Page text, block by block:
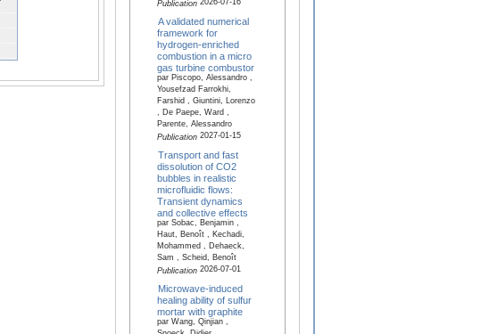
Publication2026-07-16
A validated numerical
framework for
hydrogen-enriched
combustion in a micro
gas turbine combustor
par Piscopo, Alessandro ,
Yousefzad Farrokhi,
Farshid , Giuntini, Lorenzo
, De Paepe, Ward ,
Parente, Alessandro
Publication2027-01-15
Transport and fast
dissolution of CO2
bubbles in realistic
microfluidic flows:
Transient dynamics
and collective effects
par Sobac, Benjamin ,
Haut, Benoît , Kechadi,
Mohammed , Dehaeck,
Sam , Scheid, Benoît
Publication2026-07-01
Microwave-induced
healing ability of sulfur
mortar with graphite
par Wang, Qinjian ,